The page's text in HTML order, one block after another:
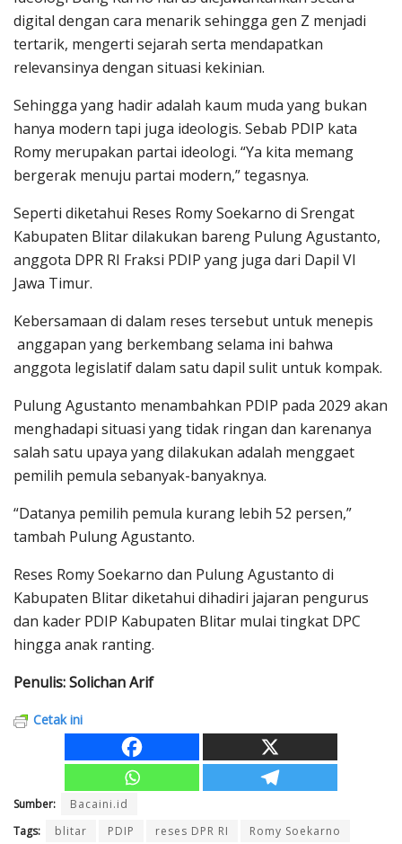
digital dengan cara menarik sehingga gen Z menjadi
tertarik, mengerti sejarah serta mendapatkan
relevansinya dengan situasi kekinian.
Sehingga yang hadir adalah kaum muda yang bukan
hanya modern tapi juga ideologis. Sebab PDIP kata
Romy merupakan partai ideologi. “Ya kita memang
bergerak menuju partai modern,” tegasnya.
Seperti diketahui Reses Romy Soekarno di Srengat
Kabupaten Blitar dilakukan bareng Pulung Agustanto,
anggota DPR RI Fraksi PDIP yang juga dari Dapil VI
Jawa Timur.
Kebersamaan di dalam reses tersebut untuk menepis
anggapan yang berkembang selama ini bahwa
anggota legislatif dalam satu dapil sulit untuk kompak.
Pulung Agustanto menambahkan PDIP pada 2029 akan
menghadapi situasi yang tidak ringan dan karenanya
salah satu upaya yang dilakukan adalah menggaet
pemilih pemula sebanyak-banyaknya.
“Datanya pemilih pemula kurang lebih 52 persen,”
tambah Pulung Agustanto.
Reses Romy Soekarno dan Pulung Agustanto di
Kabupaten Blitar diketahui dihadiri jajaran pengurus
dan kader PDIP Kabupaten Blitar mulai tingkat DPC
hingga anak ranting.
Penulis: Solichan Arif
Cetak ini
Sumber:
Bacaini.id
Tags:
blitar PDIP reses DPR RI Romy Soekarno